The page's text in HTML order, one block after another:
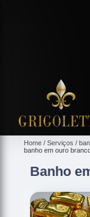
Home Serviços
banho em ouro
Banho